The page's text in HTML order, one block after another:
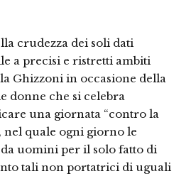
crudezza dei soli dati
a precisi e ristretti ambiti
Ghizzoni in occasione della
donne che si celebra
una giornata “contro la
nel quale ogni giorno le
uomini per il solo fatto di
tali non portatrici di uguali